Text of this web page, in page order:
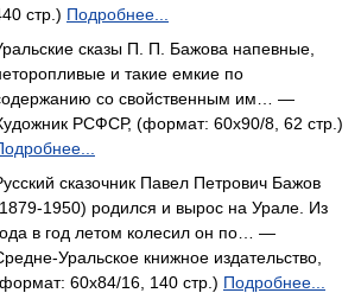
стр.) Подробнее...
сказы П. П. Бажова напевные,
и такие емкие по
со свойственным им… —
РСФСР, (формат: 60x90/8, 62 стр.)
сказочник Павел Петрович Бажов
1950) родился и вырос на Урале. Из
в год летом колесил он по… —
Уральское книжное издательство,
60x84/16, 140 стр.) Подробнее...